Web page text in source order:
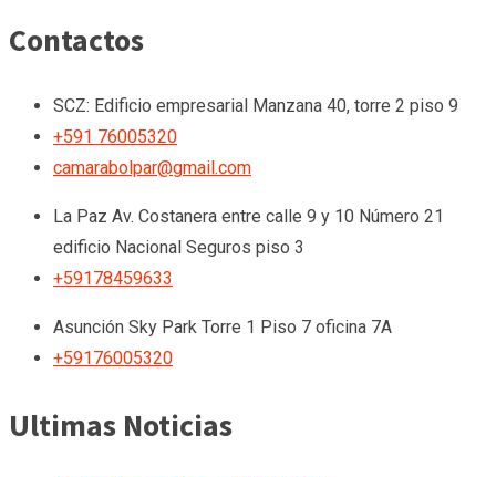
Contactos
SCZ: Edificio empresarial Manzana 40, torre 2 piso 9
+591 76005320
camarabolpar@gmail.com
La Paz Av. Costanera entre calle 9 y 10 Número 21
edificio Nacional Seguros piso 3
+59178459633
Asunción Sky Park Torre 1 Piso 7 oficina 7A
+59176005320
Ultimas Noticias